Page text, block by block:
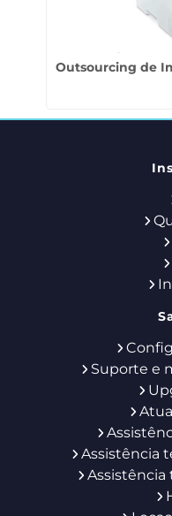
Outsourcing de
Suporte e
Assistência
Assistência